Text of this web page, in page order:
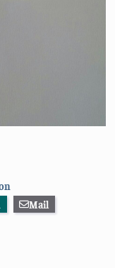
Mail